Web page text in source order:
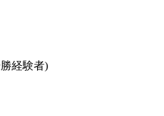
経験者)